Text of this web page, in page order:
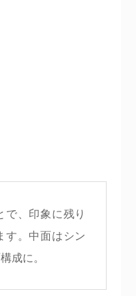
で、印象に残り
す。中面はシン
成に。